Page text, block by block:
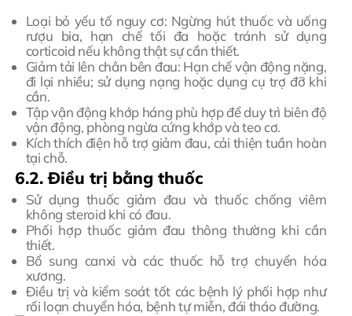
Loại bỏ yếu tố nguy cơ: Ngừng hút thuốc và uống
rượu bia, hạn chế tối đa hoặc tránh sử dụng
corticoid nếu không thật sự cần thiết.
Giảm tải lên chân bên đau: Hạn chế vận động nặng,
đi lại nhiều; sử dụng nạng hoặc dụng cụ trợ đỡ khi
cần.
Tập vận động khớp háng phù hợp để duy trì biên độ
vận động, phòng ngừa cứng khớp và teo cơ.
Kích thích điện hỗ trợ giảm đau, cải thiện tuần hoàn
tại chỗ.
6.2. Điều trị bằng thuốc
Sử dụng thuốc giảm đau và thuốc chống viêm
không steroid khi có đau.
Phối hợp thuốc giảm đau thông thường khi cần
thiết.
Bổ sung canxi và các thuốc hỗ trợ chuyển hóa
xương.
Điều trị và kiểm soát tốt các bệnh lý phối hợp như
rối loạn chuyển hóa, bệnh tự miễn, đái tháo đường.